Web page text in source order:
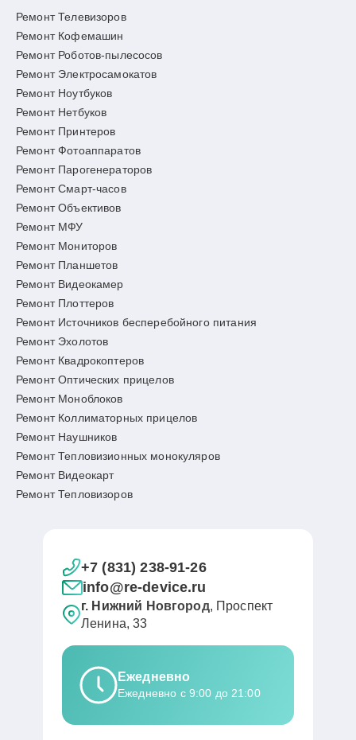
Ремонт Телевизоров
Ремонт Кофемашин
Ремонт Роботов-пылесосов
Ремонт Электросамокатов
Ремонт Ноутбуков
Ремонт Нетбуков
Ремонт Принтеров
Ремонт Фотоаппаратов
Ремонт Парогенераторов
Ремонт Смарт-часов
Ремонт Объективов
Ремонт МФУ
Ремонт Мониторов
Ремонт Планшетов
Ремонт Видеокамер
Ремонт Плоттеров
Ремонт Источников бесперебойного питания
Ремонт Эхолотов
Ремонт Квадрокоптеров
Ремонт Оптических прицелов
Ремонт Моноблоков
Ремонт Коллиматорных прицелов
Ремонт Наушников
Ремонт Тепловизионных монокуляров
Ремонт Видеокарт
Ремонт Тепловизоров
+7 (831) 238-91-26
info@re-device.ru
г. Нижний Новгород, Проспект
Ленина, 33
Ежедневно
Ежедневно с 9:00 до 21:00